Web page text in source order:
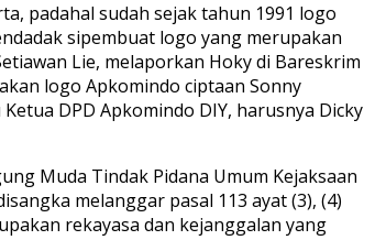
padahal sudah sejak tahun 1991 logo
sipembuat logo yang merupakan
Lie, melaporkan Hoky di Bareskrim
logo Apkomindo ciptaan Sonny
DPD Apkomindo DIY, harusnya Dicky
Muda Tindak Pidana Umum Kejaksaan
melanggar pasal 113 ayat (3), (4)
rekayasa dan kejanggalan yang